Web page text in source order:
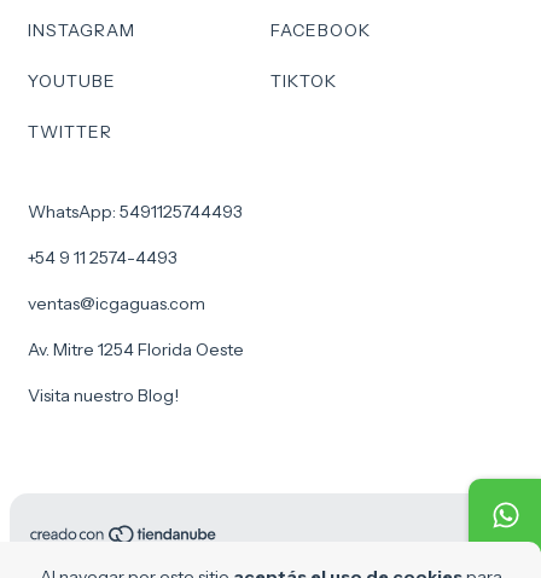
INSTAGRAM FACEBOOK
YOUTUBE TIKTOK
TWITTER
WhatsApp: 5491125744493
+54 9 11 2574-4493
ventas@icgaguas.com
Av. Mitre 1254 Florida Oeste
Visita nuestro Blog!
Copyright ICG Aguas - 30716969610 - 2026. Todos los derechos